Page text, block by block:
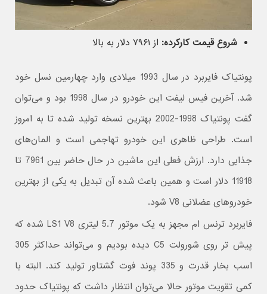
شروع قیمت کارکرده: از ۷۹۶۱ دلار به بالا
پونتیاک فایربرد در سال 1993 میلادی وارد چهارمین نسل خود
شد. آخرین فیس لیفت این خودرو در سال 1998 بود و می‌توان
گفت پونتیاک 1998-2002 بهترین نسخه تولید شده تا به امروز
است. طراحی ظاهری این خودرو تهاجمی است و المان‌های
جذابی دارد. ارزش فعلی این ماشین در حال حاضر بین 7961 تا
11918 دلار است و همین باعث شده آن تبدیل به یکی از بهترین
خودروهای عضلانی V8 شود.
فایربرد ترنس ام مجهز به یک موتور 5.7 لیتری LS1 V8 شده که
پیش تر روی شورولت C5 دیده بودیم و می‌تواند حداکثر 305
اسب بخار قدرت و 335 پوند فوت گشتاور تولید کند. البته با
کمی تقویت موتور حالا می‌توان انتظار داشت که پونتیاک حدود